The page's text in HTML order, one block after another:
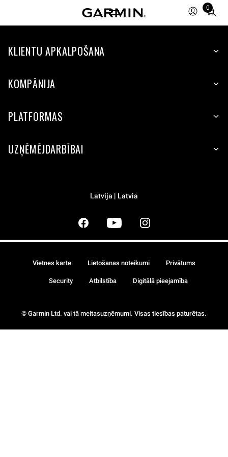
0
Total
items
cart:
KLIENTU APKALPOŠANA
KOMPĀNIJA
PLATFORMAS
UZŅĒMĒJDARBĪBAI
Latvija | Latvia
© Garmin Ltd. vai tā meitasuzņēmumi. Visas tiesības paturētas.
Vietnes karte Lietošanas noteikumi Privātums
Security Atbilstība Digitālā pieejamība